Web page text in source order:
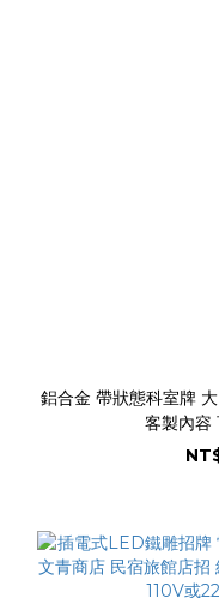
鋁合金 帶狀態科室牌
客製內容